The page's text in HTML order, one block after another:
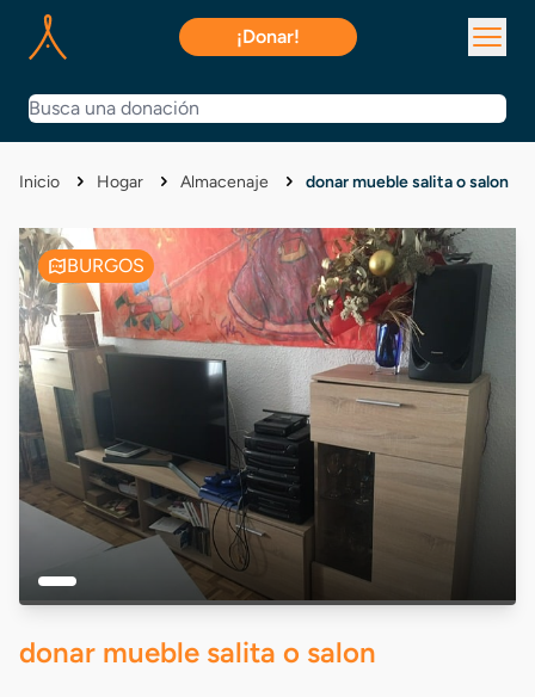
¡Donar!
Inicio Hogar Almacenaje donar mueble salita o salon
BURGOS
donar mueble salita o salon